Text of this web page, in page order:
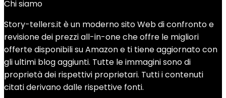
Chi siamo
Story-tellers.it è un moderno sito Web di confronto e
revisione dei prezzi all-in-one che offre le migliori
offerte disponibili su Amazon e ti tiene aggiornato con
gli ultimi blog aggiunti. Tutte le immagini sono di
proprietà dei rispettivi proprietari. Tutti i contenuti
citati derivano dalle rispettive fonti.